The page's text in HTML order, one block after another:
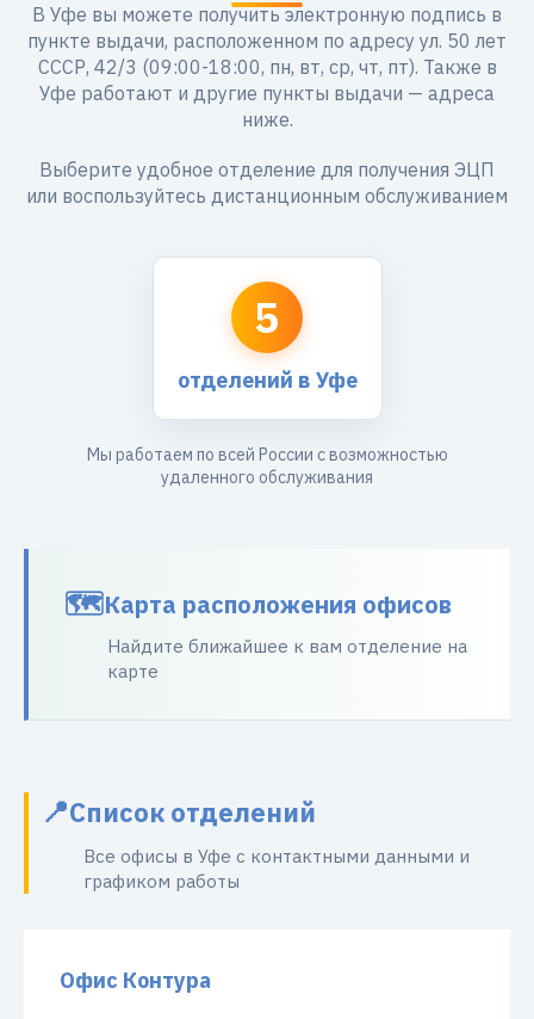
В Уфе вы можете получить электронную подпись в
пункте выдачи, расположенном по адресу ул. 50 лет
СССР, 42/3 (09:00-18:00, пн, вт, ср, чт, пт). Также в
Уфе работают и другие пункты выдачи — адреса
ниже.
Выберите удобное отделение для получения ЭЦП
или воспользуйтесь дистанционным обслуживанием
5
отделений в Уфе
Мы работаем по всей России с возможностью
удаленного обслуживания
Карта расположения офисов
Найдите ближайшее к вам отделение на
карте
Список отделений
Все офисы в Уфе с контактными данными и
графиком работы
Офис Контура